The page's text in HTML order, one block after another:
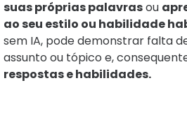
suas próprias palavrasou
ao seu estilo ou habilidade
sem IA, pode demonstrar falta
assunto ou tópico e,
respostas e habilidades.